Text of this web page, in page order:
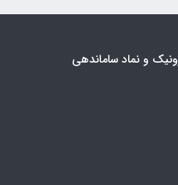
و نماد ساماندهی